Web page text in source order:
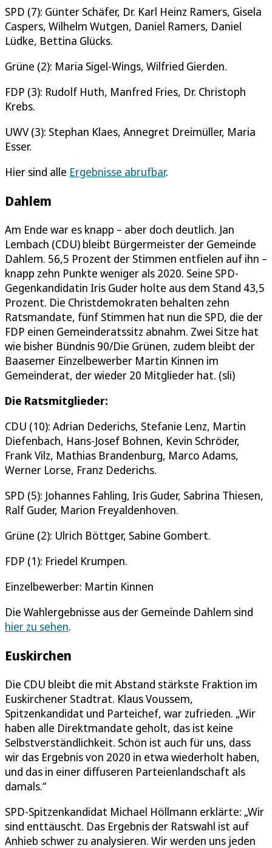
SPD (7): Günter Schäfer, Dr. Karl Heinz Ramers, Gisela
Caspers, Wilhelm Wutgen, Daniel Ramers, Daniel
Lüdke, Bettina Glücks.
Grüne (2): Maria Sigel-Wings, Wilfried Gierden.
FDP (3): Rudolf Huth, Manfred Fries, Dr. Christoph
Krebs.
UWV (3): Stephan Klaes, Annegret Dreimüller, Maria
Esser.
Hier sind alle Ergebnisse abrufbar.
Dahlem
Am Ende war es knapp – aber doch deutlich. Jan
Lembach (CDU) bleibt Bürgermeister der Gemeinde
Dahlem. 56,5 Prozent der Stimmen entfielen auf ihn –
knapp zehn Punkte weniger als 2020. Seine SPD-
Gegenkandidatin Iris Guder holte aus dem Stand 43,5
Prozent. Die Christdemokraten behalten zehn
Ratsmandate, fünf Stimmen hat nun die SPD, die der
FDP einen Gemeinderatssitz abnahm. Zwei Sitze hat
wie bisher Bündnis 90/Die Grünen, zudem bleibt der
Baasemer Einzelbewerber Martin Kinnen im
Gemeinderat, der wieder 20 Mitglieder hat. (sli)
Die Ratsmitglieder:
CDU (10): Adrian Dederichs, Stefanie Lenz, Martin
Diefenbach, Hans-Josef Bohnen, Kevin Schröder,
Frank Vilz, Mathias Brandenburg, Marco Adams,
Werner Lorse, Franz Dederichs.
SPD (5): Johannes Fahling, Iris Guder, Sabrina Thiesen,
Ralf Guder, Marion Freyaldenhoven.
Grüne (2): Ulrich Böttger, Sabine Gombert.
FDP (1): Friedel Krumpen.
Einzelbewerber: Martin Kinnen
Die Wahlergebnisse aus der Gemeinde Dahlem sind
hier zu sehen.
Euskirchen
Die CDU bleibt die mit Abstand stärkste Fraktion im
Euskirchener Stadtrat. Klaus Voussem,
Spitzenkandidat und Parteichef, war zufrieden. „Wir
haben alle Direktmandate geholt, das ist keine
Selbstverständlichkeit. Schön ist auch für uns, dass
wir das Ergebnis von 2020 in etwa wiederholt haben,
und das in einer diffuseren Parteienlandschaft als
damals.“
SPD-Spitzenkandidat Michael Höllmann erklärte: „Wir
sind enttäuscht. Das Ergebnis der Ratswahl ist auf
Anhieb schwer zu analysieren. Wir werden uns jeden